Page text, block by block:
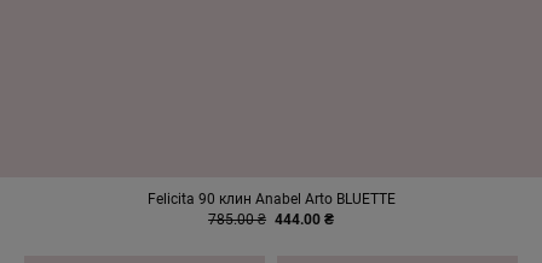
Felicita 90 клин Anabel Arto BLUETTE
785.00 ₴ 444.00 ₴